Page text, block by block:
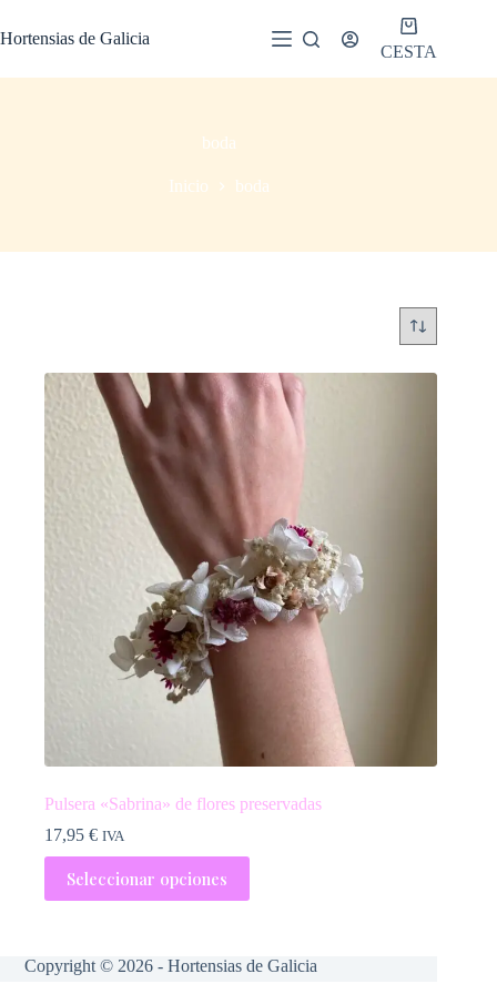
al
contenido
Hortensias de Galicia
CESTA
boda
Inicio boda
Pulsera «Sabrina» de flores preservadas
17,95 € IVA
Seleccionar opciones
Copyright © 2026 - Hortensias de Galicia